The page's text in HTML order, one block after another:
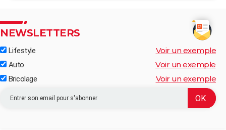
NEWSLETTERS
Lifestyle Voir un exemple
Auto Voir un exemple
Bricolage Voir un exemple